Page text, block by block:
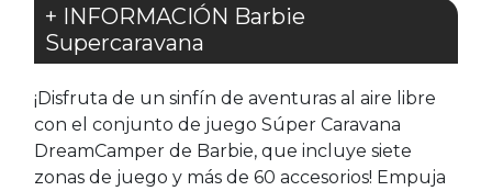
+ INFORMACIÓN Barbie
Supercaravana
¡Disfruta de un sinfín de aventuras al aire libre
con el conjunto de juego Súper Caravana
DreamCamper de Barbie, que incluye siete
zonas de juego y más de 60 accesorios! Empuja